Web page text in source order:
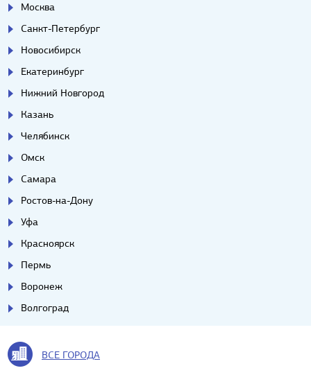
Москва
Санкт-Петербург
Новосибирск
Екатеринбург
Нижний Новгород
Казань
Челябинск
Омск
Самара
Ростов-на-Дону
Уфа
Красноярск
Пермь
Воронеж
Волгоград
ВСЕ ГОРОДА